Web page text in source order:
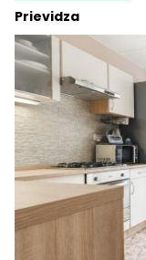
Prievidza